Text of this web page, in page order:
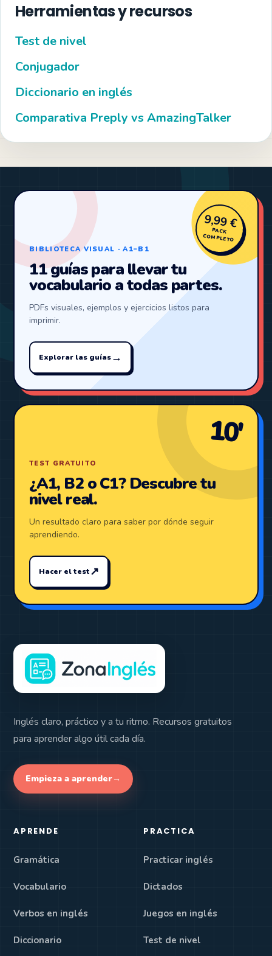
Herramientas y recursos
Test de nivel
Conjugador
Diccionario en inglés
Comparativa Preply vs AmazingTalker
BIBLIOTECA VISUAL · A1–B1
11 guías para llevar tu
vocabulario a todas partes.
PDFs visuales, ejemplos y ejercicios listos para
imprimir.
Explorar las guías→
9,99 €
PACK
COMPLETO
10′
TEST GRATUITO
¿A1, B2 o C1? Descubre tu
nivel real.
Un resultado claro para saber por dónde seguir
aprendiendo.
Hacer el test↗
Inglés claro, práctico y a tu ritmo. Recursos gratuitos
para aprender algo útil cada día.
Empieza a aprender→
APRENDE
Gramática
Vocabulario
Verbos en inglés
Diccionario
PRACTICA
Practicar inglés
Dictados
Juegos en inglés
Test de nivel